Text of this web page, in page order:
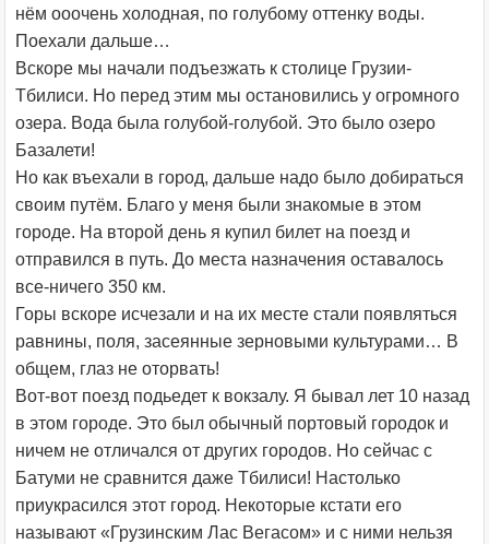
нём ооочень холодная, по голубому оттенку воды.
Поехали дальше…
Вскоре мы начали подъезжать к столице Грузии-
Тбилиси. Но перед этим мы остановились у огромного
озера. Вода была голубой-голубой. Это было озеро
Базалети!
Но как въехали в город, дальше надо было добираться
своим путём. Благо у меня были знакомые в этом
городе. На второй день я купил билет на поезд и
отправился в путь. До места назначения оставалось
все-ничего 350 км.
Горы вскоре исчезали и на их месте стали появляться
равнины, поля, засеянные зерновыми культурами… В
общем, глаз не оторвать!
Вот-вот поезд подьедет к вокзалу. Я бывал лет 10 назад
в этом городе. Это был обычный портовый городок и
ничем не отличался от других городов. Но сейчас с
Батуми не сравнится даже Тбилиси! Настолько
приукрасился этот город. Некоторые кстати его
называют «Грузинским Лас Вегасом» и с ними нельзя